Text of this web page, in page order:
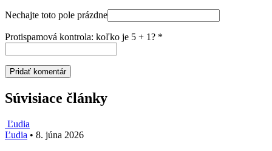
Nechajte toto pole prázdne
Protispamová kontrola: koľko je 5 + 1? *
Súvisiace články
Ľudia
Ľudia • 8. júna 2026